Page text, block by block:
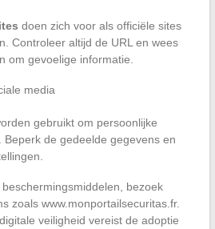
doen zich voor als officiële sites
Controleer altijd de URL en wees
om gevoelige informatie.
media
gebruikt om persoonlijke
de gedeelde gegevens en
bezoek
zoals www.monportailsecuritas.fr.
veiligheid vereist de adoptie